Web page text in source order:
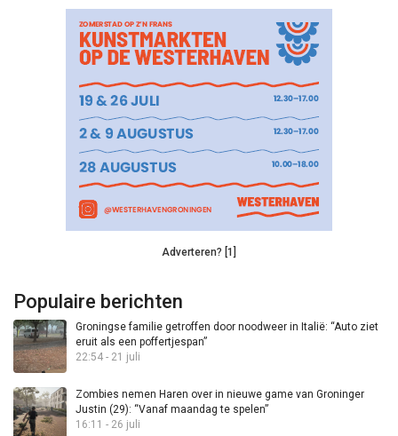
Adverteren? [1]
Populaire berichten
Groningse familie getroffen door noodweer in Italië: “Auto ziet
eruit als een poffertjespan”
22:54 - 21 juli
Zombies nemen Haren over in nieuwe game van Groninger
Justin (29): “Vanaf maandag te spelen”
16:11 - 26 juli